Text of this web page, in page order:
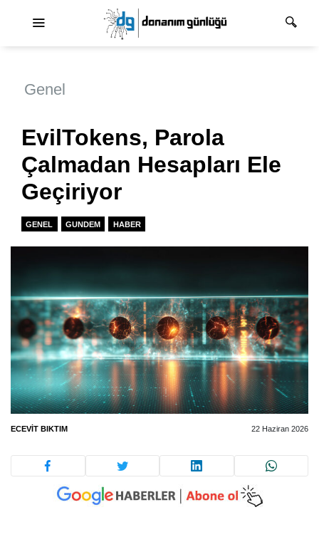
Genel
EvilTokens, Parola
Çalmadan Hesapları Ele
Geçiriyor
GENEL GUNDEM HABER
ECEVIT BIKTIM 22 Haziran 2026